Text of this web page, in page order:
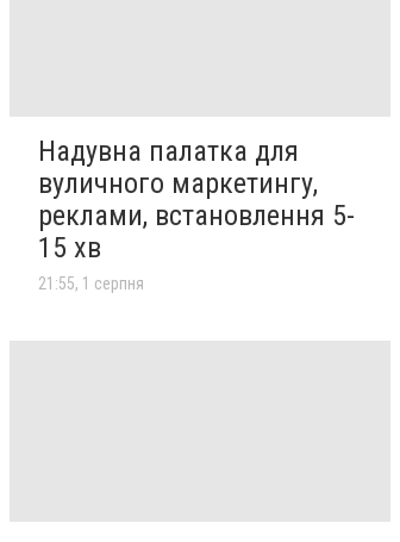
Надувна палатка для
вуличного маркетингу,
реклами, встановлення 5-
15 хв
21:55, 1 серпня